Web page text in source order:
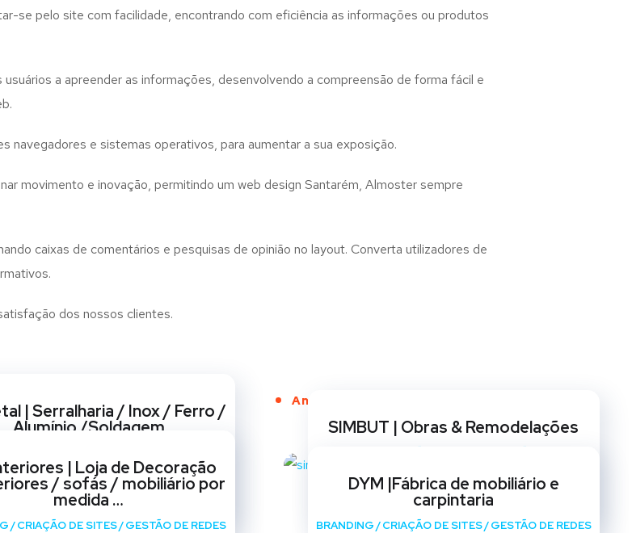
se pelo site com facilidade, encontrando com eficiência as informações ou produtos
a apreender as informações, desenvolvendo a compreensão de forma fácil e
navegadores e sistemas operativos, para aumentar a sua exposição.
movimento e inovação, permitindo um web design Santarém, Almoster sempre
caixas de comentários e pesquisas de opinião no layout. Converta utilizadores de
dos nossos clientes.
Anos de Serviço
| Serralharia / Inox / Ferro /
Alumínio /Soldagem
/ MARKETING/OPTIMIZAÇÃO SEO/
REDESIGN DE SITES
SIMBUT | Obras & Remodelações
REDESIGN DE SITES
| Loja de Decoração
/ sofás / mobiliário por
medida …
/CRIAÇÃO DE SITES/GESTÃO DE REDES
DYM |Fábrica de mobiliário e
carpintaria
BRANDING/CRIAÇÃO DE SITES/GESTÃO DE REDES